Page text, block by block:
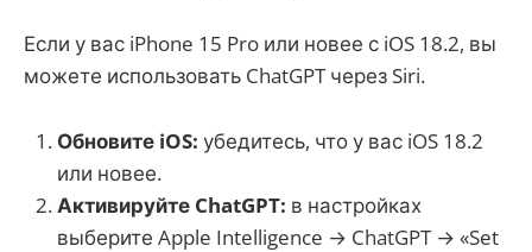
Если у вас iPhone 15 Pro или новее с iOS 18.2, вы
можете использовать ChatGPT через Siri.
Обновите iOS: убедитесь, что у вас iOS 18.2
или новее.
Активируйте ChatGPT: в настройках
выберите Apple Intelligence → ChatGPT → «Set